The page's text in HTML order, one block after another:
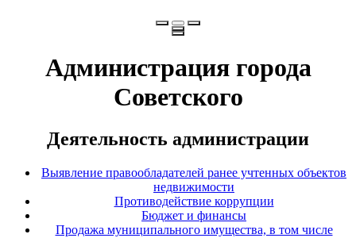
Администрация города
Советского
Деятельность администрации
Выявление правообладателей ранее учтенных объектов
недвижимости
Противодействие коррупции
Бюджет и финансы
Продажа муниципального имущества, в том числе